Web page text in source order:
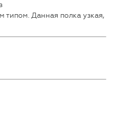
типом. Данная полка узкая,